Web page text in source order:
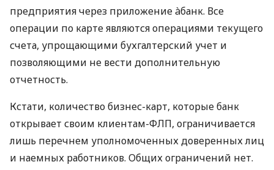
предприятия через приложение àбанк. Все
операции по карте являются операциями текущего
счета, упрощающими бухгалтерский учет и
позволяющими не вести дополнительную
отчетность.
Кстати, количество бизнес-карт, которые банк
открывает своим клиентам-ФЛП, ограничивается
лишь перечнем уполномоченных доверенных лиц
и наемных работников. Общих ограничений нет.